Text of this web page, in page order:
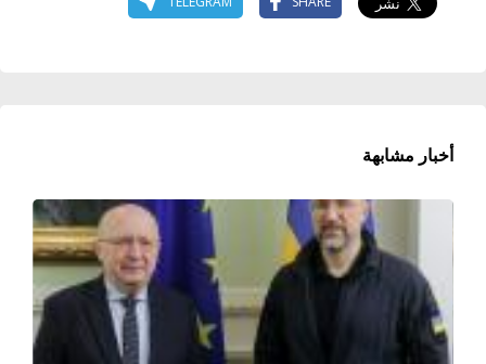
أخبار مشابهة